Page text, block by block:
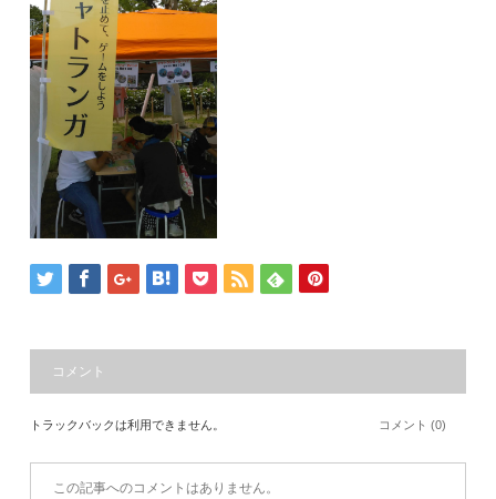
コメント
トラックバックは利用できません。 コメント (0)
この記事へのコメントはありません。